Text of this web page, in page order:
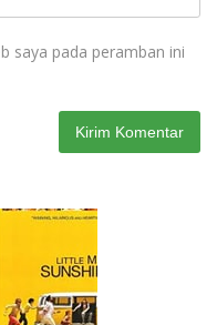
saya pada peramban ini